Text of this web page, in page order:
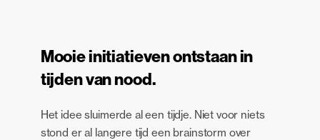
Mooie initiatieven ontstaan in
tijden van nood.
Het idee sluimerde al een tijdje. Niet voor niets
stond er al langere tijd een brainstorm over